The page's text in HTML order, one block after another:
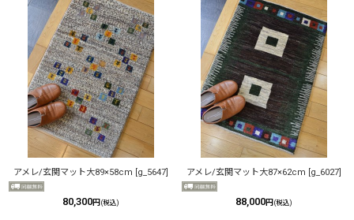
アメレ/玄関マット大89×58cm [g_5647]
80,300円 (税込)
アメレ/玄関マット大87×62cm [g_6027]
88,000円 (税込)